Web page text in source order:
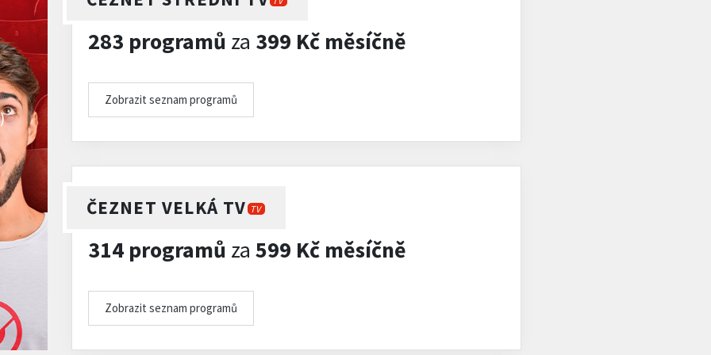
283 programů za 399 Kč měsíčně
Zobrazit seznam programů
ČEZNET VELKÁ TV TV
314 programů za 599 Kč měsíčně
Zobrazit seznam programů